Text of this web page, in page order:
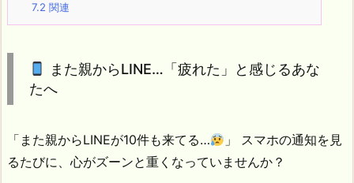
7.2 関連
また親からLINE…「疲れた」と感じるあな
たへ
「また親からLINEが10件も来てる…
」 スマホの通知を見
るたびに、心がズーンと重くなっていませんか？